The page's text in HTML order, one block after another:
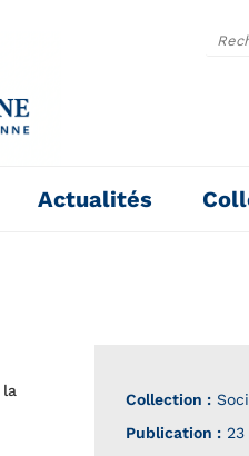
Actualités
la
Collection :
Publication :